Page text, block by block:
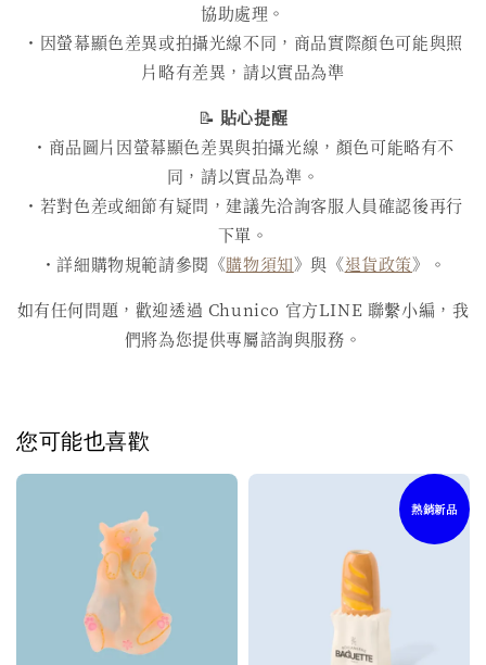
協助處理。
・因螢幕顯色差異或拍攝光線不同，商品實際顏色可能與照
片略有差異，請以實品為準
📝 貼心提醒
・商品圖片因螢幕顯色差異與拍攝光線，顏色可能略有不
同，請以實品為準。
・若對色差或細節有疑問，建議先洽詢客服人員確認後再行
下單。
・詳細購物規範請參閱《購物須知》與《退貨政策》。
如有任何問題，歡迎透過 Chunico 官方LINE 聯繫小編，我
們將為您提供專屬諮詢與服務。
您可能也喜歡
熱銷新品